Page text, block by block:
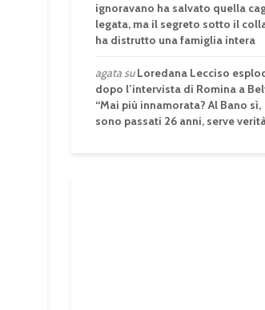
ignoravano ha salvato quella
legata, ma il segreto sotto il
ha distrutto una famiglia intera
agatasuLoredana Lecciso
dopo l’intervista di Romina a
“Mai più innamorata? Al Bano sì,
sono passati 26 anni, serve